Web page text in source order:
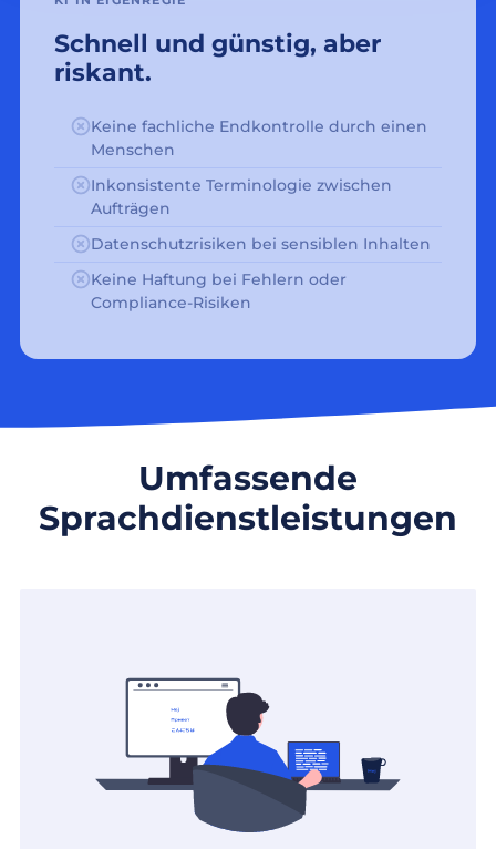
Schnell und günstig, aber
riskant.
Keine fachliche Endkontrolle durch einen
Menschen
Inkonsistente Terminologie zwischen
Aufträgen
Datenschutzrisiken bei sensiblen Inhalten
Keine Haftung bei Fehlern oder
Compliance-Risiken
Umfassende
Sprachdienstleistungen